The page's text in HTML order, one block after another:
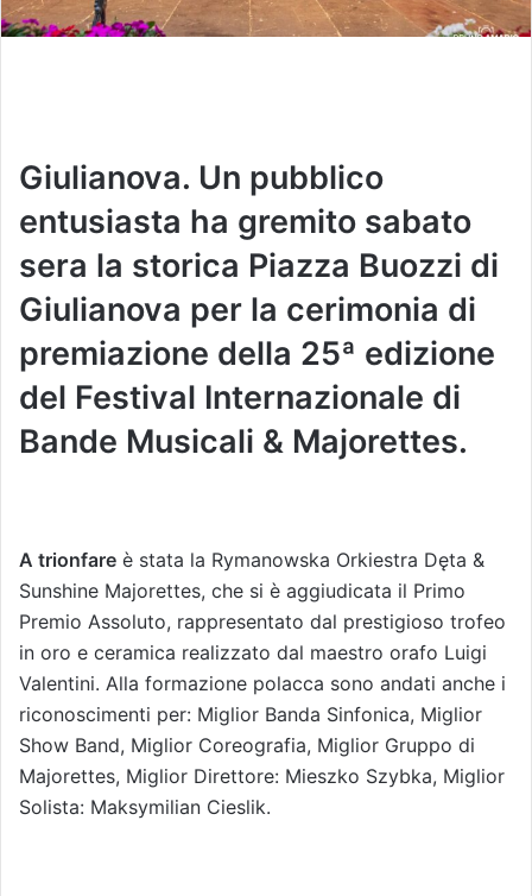
Giulianova. Un pubblico
entusiasta ha gremito sabato
sera la storica Piazza Buozzi di
Giulianova per la cerimonia di
premiazione della 25ª edizione
del Festival Internazionale di
Bande Musicali & Majorettes.
A trionfare è stata la Rymanowska Orkiestra Dęta &
Sunshine Majorettes, che si è aggiudicata il Primo
Premio Assoluto, rappresentato dal prestigioso trofeo
in oro e ceramica realizzato dal maestro orafo Luigi
Valentini. Alla formazione polacca sono andati anche i
riconoscimenti per: Miglior Banda Sinfonica, Miglior
Show Band, Miglior Coreografia, Miglior Gruppo di
Majorettes, Miglior Direttore: Mieszko Szybka, Miglior
Solista: Maksymilian Cieslik.